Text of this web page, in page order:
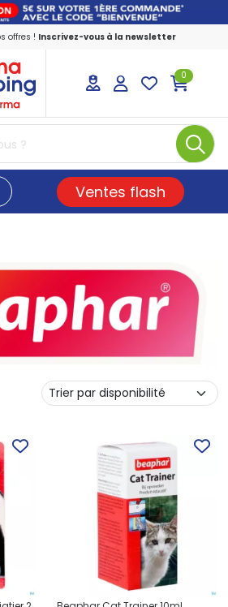
offres ! Inscrivez-vous à la newsletter
Votre pharmacie en
0
Ventes flash